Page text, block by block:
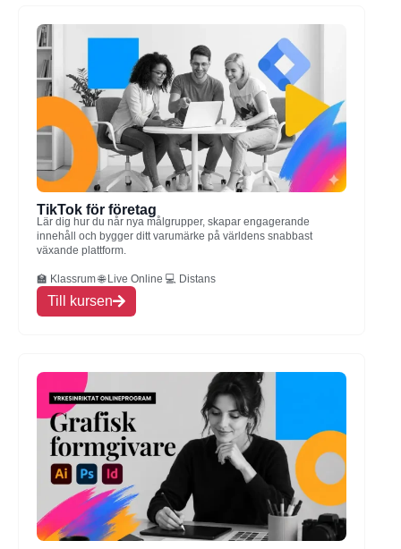
TikTok för företag
Lär dig hur du når nya målgrupper, skapar engagerande
innehåll och bygger ditt varumärke på världens snabbast
växande plattform.
🏫 Klassrum 🌐 Live Online 💻 Distans
Till kursen